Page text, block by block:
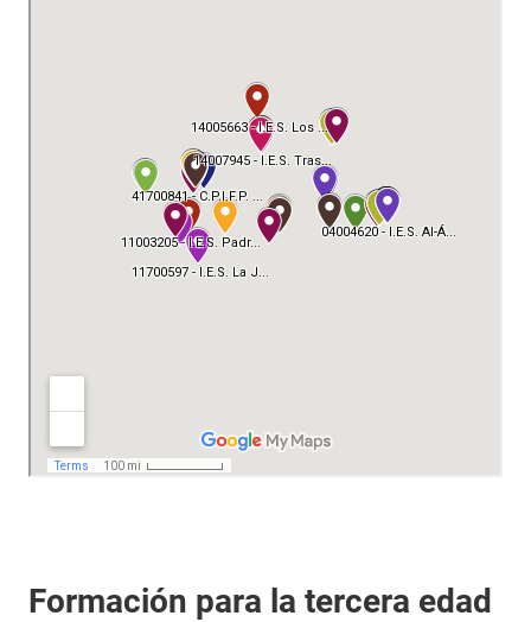
Formación para la tercera edad